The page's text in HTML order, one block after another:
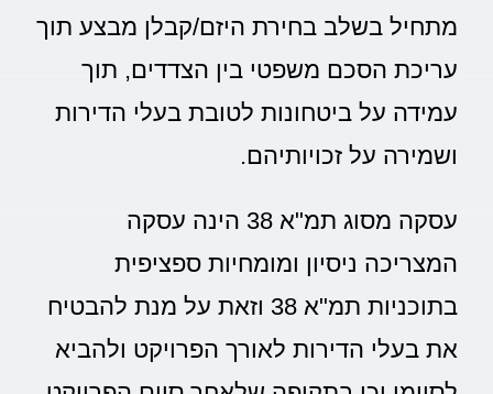
מתחיל בשלב בחירת היזם/קבלן מבצע תוך
עריכת הסכם משפטי בין הצדדים, תוך
עמידה על ביטחונות לטובת בעלי הדירות
ושמירה על זכויותיהם.
עסקה מסוג תמ"א 38 הינה עסקה
המצריכה ניסיון ומומחיות ספציפית
בתוכניות תמ"א 38 וזאת על מנת להבטיח
את בעלי הדירות לאורך הפרויקט ולהביא